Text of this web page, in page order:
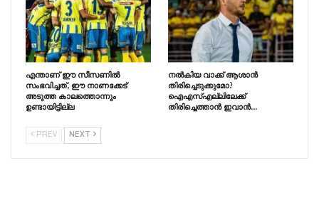
എന്താണ് ഈ സീസണിൽ
സംഭവിച്ചത്, ഈ നാണക്കേട്
അടുത്ത കാലത്തൊന്നും
ഉണ്ടായിട്ടില്ല
നൽകിയ വാക്ക് ആശാൻ
തിരിച്ചെടുക്കുമോ?
ഐഎസ്എല്ലിലേക്ക്
തിരിച്ചെത്താൻ ഇവാൻ…
PREV NEXT